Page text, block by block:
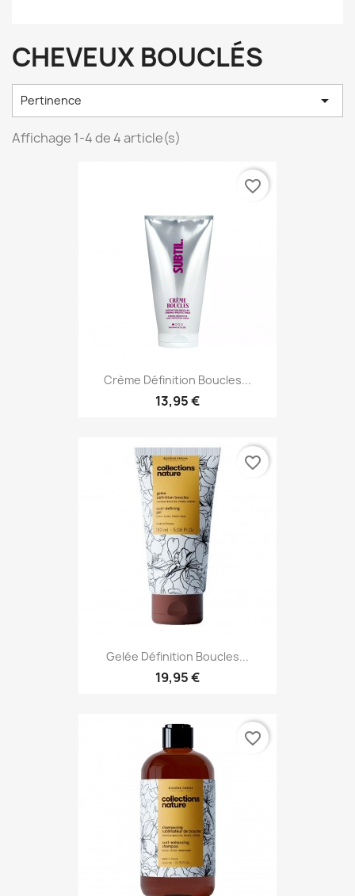
CHEVEUX BOUCLÉS
Pertinence 
Affichage 1-4 de 4 article(s)
Crème Définition Boucles...
13,95 €
favorite_border
Gelée Définition Boucles...
19,95 €
favorite_border
favorite_border